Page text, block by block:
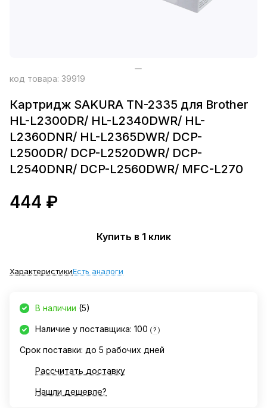
код товара: 39919
Картридж SAKURA TN-2335 для Brother
HL-L2300DR/ HL-L2340DWR/ HL-
L2360DNR/ HL-L2365DWR/ DCP-
L2500DR/ DCP-L2520DWR/ DCP-
L2540DNR/ DCP-L2560DWR/ MFC-L270
444 ₽
Купить в 1 клик
ХарактеристикиЕсть аналоги
В наличии (5)
Наличие у поставщика: 100 ?
Срок поставки: до 5 рабочих дней
Рассчитать доставку
Нашли дешевле?